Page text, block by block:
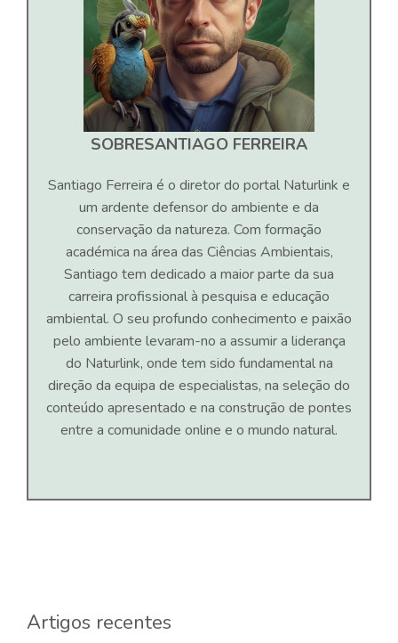
SOBRESANTIAGO FERREIRA
Santiago Ferreira é o diretor do portal Naturlink e
um ardente defensor do ambiente e da
conservação da natureza. Com formação
académica na área das Ciências Ambientais,
Santiago tem dedicado a maior parte da sua
carreira profissional à pesquisa e educação
ambiental. O seu profundo conhecimento e paixão
pelo ambiente levaram-no a assumir a liderança
do Naturlink, onde tem sido fundamental na
direção da equipa de especialistas, na seleção do
conteúdo apresentado e na construção de pontes
entre a comunidade online e o mundo natural.
Artigos recentes